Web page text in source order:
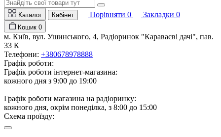
Каталог Кабінет Порівняти 0 Закладки 0
Кошик 0
м. Київ, вул. Ушинського, 4, Радіоринок "Караваєві дачі", пав.
33 К
Телефони: +380678978888
Графік роботи:
Графік роботи інтернет-магазина:
кожного дня з 9:00 до 19:00
Графік роботи магазина на радіоринку:
кожного дня, окрім понеділка, з 8:00 до 15:00
Схема проїзду: